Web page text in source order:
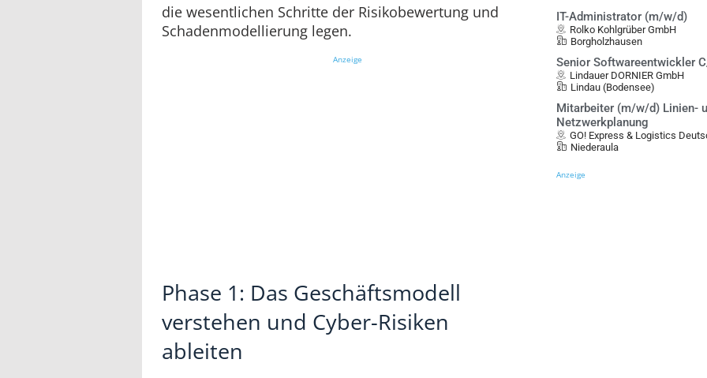
die wesentlichen Schritte der Risikobewertung und
Schadenmodellierung legen.
Anzeige
Phase 1: Das Geschäftsmodell
verstehen und Cyber-Risiken
ableiten
IT-Administrator (m/w/d)
Rolko Kohlgrüber GmbH
Borgholzhausen
Senior Softwareentwickler
Lindauer DORNIER GmbH
Lindau (Bodensee)
Mitarbeiter (m/w/d) Linien-
Netzwerkplanung
GO! Express & Logistics
Niederaula
Anzeige